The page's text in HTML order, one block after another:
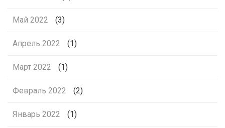
Май 2022 (3)
Апрель 2022 (1)
Март 2022 (1)
Февраль 2022 (2)
Январь 2022 (1)